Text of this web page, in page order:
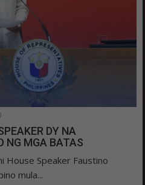
DY NA
NG MGA BATAS
House Speaker Faustino
mula...